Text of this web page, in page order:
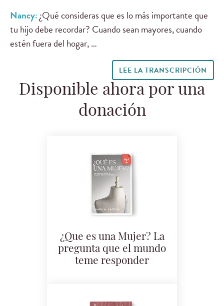
Nancy:¿Qué consideras que es lo más importante que
tu hijo debe recordar? Cuando sean mayores, cuando
estén fuera del hogar, …
LEE LA TRANSCRIPCIÓN
Disponible ahora por una
donación
¿Que es una Mujer? La
pregunta que el mundo
teme responder